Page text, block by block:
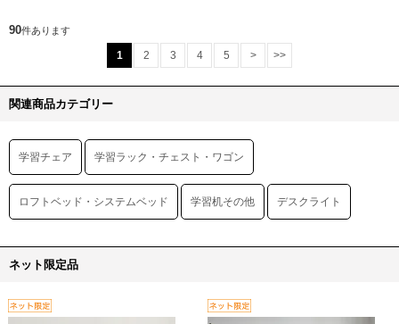
90件あります
1 2 3 4 5 > >>
関連商品カテゴリー
学習チェア 学習ラック・チェスト・ワゴン
ロフトベッド・システムベッド 学習机その他 デスクライト
ネット限定品